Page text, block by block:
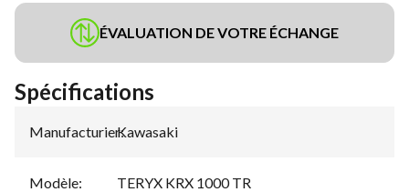
ÉVALUATION DE VOTRE ÉCHANGE
Spécifications
Manufacturier:
Kawasaki
Modèle: TERYX KRX 1000 TR